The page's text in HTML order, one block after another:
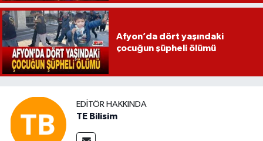
Afyon’da dört yaşındaki
çocuğun şüpheli ölümü
EDITÖR HAKKINDA
TE Bilisim